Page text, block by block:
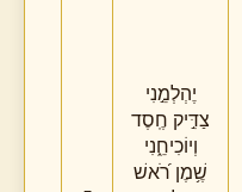
יֶהְלְמֵ֣נִי
צַדִּ֣יק חֶֽסֶד
וְיוֹכִיחֵ֑נִי
שֶׁ֥מֶן רֹ֝אשׁ